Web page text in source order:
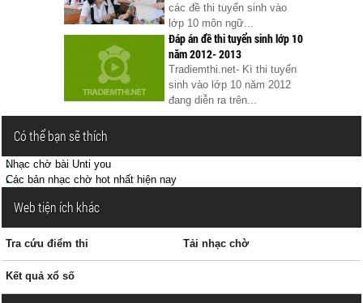
các đề thi tuyển sinh vào
lớp 10 môn ngữ...
Đáp án đề thi tuyển sinh lớp 10
năm 2012- 2013
Tradiemthi.net- Kì thi tuyển
sinh vào lớp 10 năm 2012
đang diễn ra trên...
Có thể bạn sẽ thích
Nhạc chờ bài Unti you
Các bản nhạc chờ hot nhất hiện nay
Web tiện ích khác
Tra cứu điểm thi Tải nhạc chờ
Kết quả xổ số